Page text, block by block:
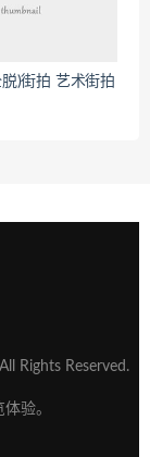
)街拍 艺术街拍
Rights Reserved.
验。